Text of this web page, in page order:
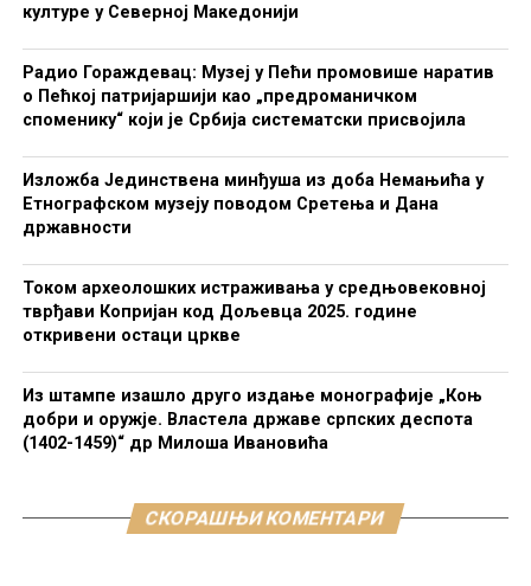
културе у Северној Македонији
Радио Гораждевац: Музеј у Пећи промовише наратив
о Пећкој патријаршији као „предроманичком
споменику“ који је Србија систематски присвојила
Изложба Јединствена минђуша из доба Немањића у
Етнографском музеју поводом Сретења и Дана
државности
Током археолошких истраживања у средњовековној
тврђави Копријан код Дољевца 2025. године
откривени остаци цркве
Из штампе изашло друго издање монографије „Коњ
добри и оружје. Властела државе српских деспота
(1402-1459)“ др Милоша Ивановића
СКОРАШЊИ КОМЕНТАРИ